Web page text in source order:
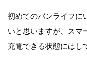
初めてのバンライフに
いと思いますが、スマ
充電できる状態にはし